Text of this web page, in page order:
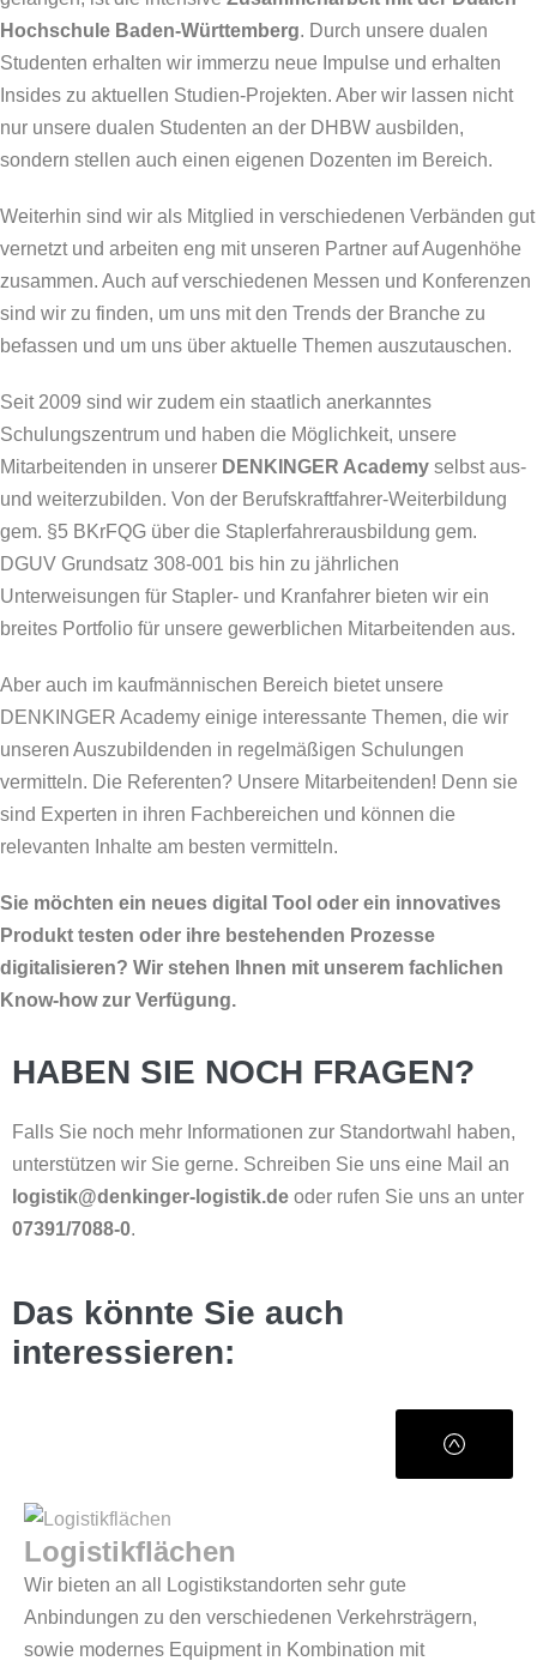
Hochschule Baden-Württemberg. Durch unsere dualen
Studenten erhalten wir immerzu neue Impulse und erhalten
Insides zu aktuellen Studien-Projekten. Aber wir lassen nicht
nur unsere dualen Studenten an der DHBW ausbilden,
sondern stellen auch einen eigenen Dozenten im Bereich.
Weiterhin sind wir als Mitglied in verschiedenen Verbänden gut
vernetzt und arbeiten eng mit unseren Partner auf Augenhöhe
zusammen. Auch auf verschiedenen Messen und Konferenzen
sind wir zu finden, um uns mit den Trends der Branche zu
befassen und um uns über aktuelle Themen auszutauschen.
Seit 2009 sind wir zudem ein staatlich anerkanntes
Schulungszentrum und haben die Möglichkeit, unsere
Mitarbeitenden in unserer DENKINGER Academy selbst aus-
und weiterzubilden. Von der Berufskraftfahrer-Weiterbildung
gem. §5 BKrFQG über die Staplerfahrerausbildung gem.
DGUV Grundsatz 308-001 bis hin zu jährlichen
Unterweisungen für Stapler- und Kranfahrer bieten wir ein
breites Portfolio für unsere gewerblichen Mitarbeitenden aus.
Aber auch im kaufmännischen Bereich bietet unsere
DENKINGER Academy einige interessante Themen, die wir
unseren Auszubildenden in regelmäßigen Schulungen
vermitteln. Die Referenten? Unsere Mitarbeitenden! Denn sie
sind Experten in ihren Fachbereichen und können die
relevanten Inhalte am besten vermitteln.
Sie möchten ein neues digital Tool oder ein innovatives
Produkt testen oder ihre bestehenden Prozesse
digitalisieren? Wir stehen Ihnen mit unserem fachlichen
Know-how zur Verfügung.
HABEN SIE NOCH FRAGEN?
Falls Sie noch mehr Informationen zur Standortwahl haben,
unterstützen wir Sie gerne. Schreiben Sie uns eine Mail an
logistik@denkinger-logistik.de oder rufen Sie uns an unter
07391/7088-0.
Das könnte Sie auch
interessieren:
Logistikflächen
Wir bieten an all Logistikstandorten sehr gute
Anbindungen zu den verschiedenen Verkehrsträgern,
sowie modernes Equipment in Kombination mit